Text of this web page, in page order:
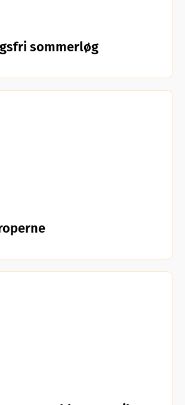
sommerløg